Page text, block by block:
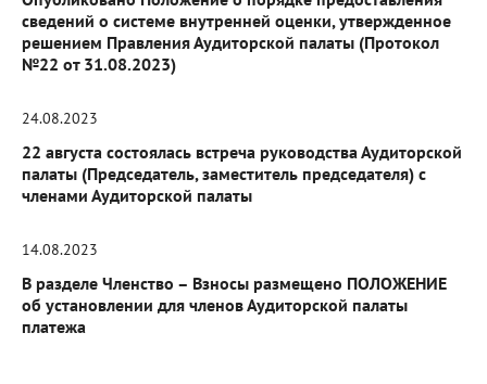
сведений о системе внутренней оценки, утвержденное
решением Правления Аудиторской палаты (Протокол
№22 от 31.08.2023)
24.08.2023
22 августа состоялась встреча руководства Аудиторской
палаты (Председатель, заместитель председателя) с
членами Аудиторской палаты
14.08.2023
В разделе Членство – Взносы размещено ПОЛОЖЕНИЕ
об установлении для членов Аудиторской палаты
платежа